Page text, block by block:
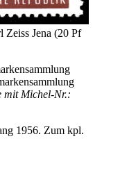
Zeiss Jena (20 Pf
mit Michel-Nr.:
1956. Zum kpl.